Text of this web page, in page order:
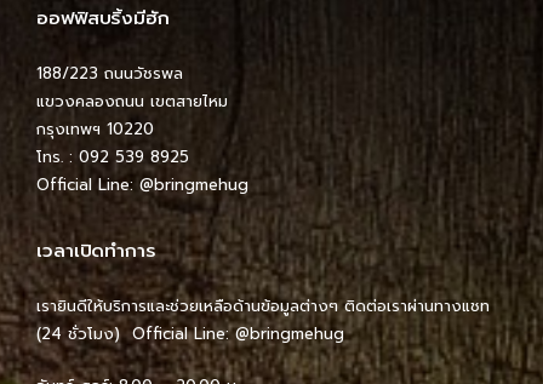
ออฟฟิสบริ้งมีฮัก
188/223 ถนนวัชรพล
แขวงคลองถนน เขตสายไหม
กรุงเทพฯ 10220
โทร. : 092 539 8925
Official Line: @bringmehug
เวลาเปิดทำการ
เรายินดีให้บริการและช่วยเหลือด้านข้อมูลต่างๆ ติดต่อเราผ่านทางแชท
(24 ชั่วโมง) Official Line:@bringmehug